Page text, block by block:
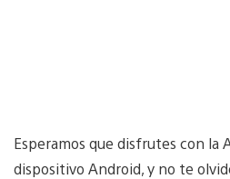
Esperamos que disfrutes con la
dispositivo Android, y no te